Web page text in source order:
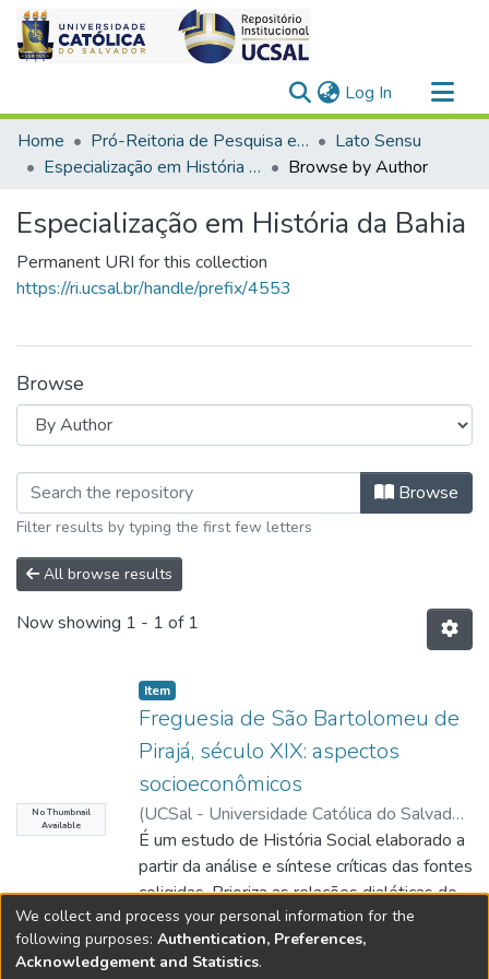
Log In (current)
Communities & Collections
All of DSpace
Home Pró-Reitoria de Pesquisa e Pós-Graduação > Stricto Sensu
Lato Sensu
Especialização em História da Bahia
Browse by Author
Especialização em História da Bahia
Permanent URI for this collection
https://ri.ucsal.br/handle/prefix/4553
Browse
Browsing Especialização em Browse
Filter results by typing the first few letters
All browse results
Now showing 1 - 1 of 1
No Thumbnail
Available
Item type:
Item,
Freguesia de São Bartolomeu de
Pirajá, século XIX: aspectos
socioeconômicos
(UCSal - Universidade Católica do Salvador
2025-09-19)Santos, Félix Souza;Cruz,
Alessandra Carvalho da (Orient.)
É um estudo de História Social elaborado a
partir da análise e síntese críticas das fontes
coligidas. Prioriza as relações dialéticas do
trabalho com o capital e o Estado. O objeto
de análise é a formação histórica e o
desenvolvimento socioeconômico da
Show more
We collect and process your personal information for the
following purposes: Authentication, Preferences,
Acknowledgement and Statistics.